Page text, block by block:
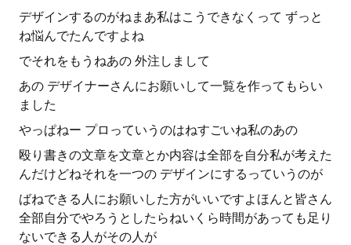
デザインするのがねまあ私はこうできなくって ずっと
ね悩んでたんですよね
でそれをもうねあの 外注しまして
あの デザイナーさんにお願いして一覧を作ってもらい
ました
やっぱねー プロっていうのはねすごいね私のあの
殴り書きの文章を文章とか内容は全部を自分私が考えた
んだけどねそれを一つの デザインにするっていうのが
ばねできる人にお願いした方がいいですよほんと皆さん
全部自分でやろうとしたらねいくら時間があっても足り
ないできる人がその人が